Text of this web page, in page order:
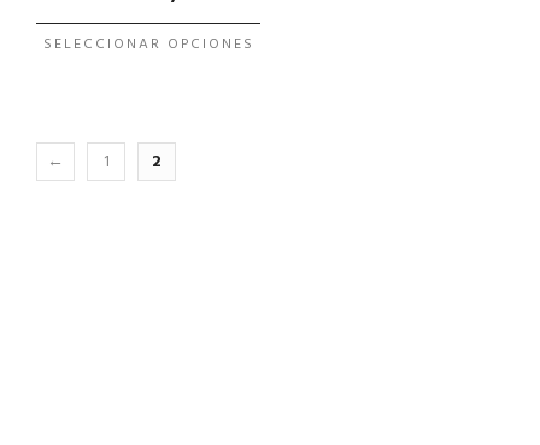
SELECCIONAR OPCIONES
← 1 2